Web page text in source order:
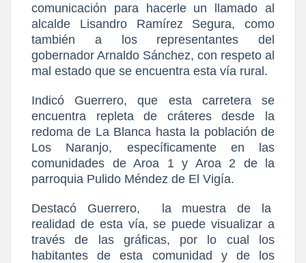
comunicación para hacerle un llamado al
alcalde Lisandro Ramírez Segura, como
también a los representantes del
gobernador Arnaldo Sánchez, con respeto al
mal estado que se encuentra esta vía rural.
Indicó Guerrero, que esta carretera se
encuentra repleta de cráteres desde la
redoma de La Blanca hasta la población de
Los Naranjo, específicamente en las
comunidades de Aroa 1 y Aroa 2 de la
parroquia Pulido Méndez de El Vigía.
Destacó Guerrero,
la muestra de la
realidad de esta vía, se puede visualizar a
través de las gráficas, por lo cual los
habitantes de esta comunidad y de los